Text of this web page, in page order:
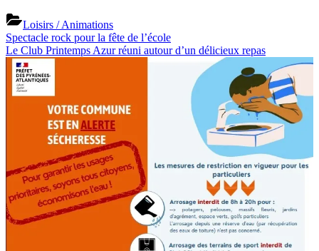
Loisirs / Animations
Navigation
de
l’article
Previous
Post:
Spectacle rock pour la fête de l’école
Next
Post:
Le Club Printemps Azur réuni autour d’un délicieux repas